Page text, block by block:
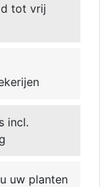
tot vrij
incl.
uw planten